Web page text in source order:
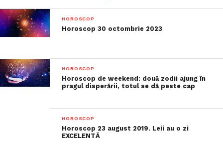
HOROSCOP
Horoscop 30 octombrie 2023
HOROSCOP
Horoscop de weekend: două zodii ajung în
pragul disperării, totul se dă peste cap
HOROSCOP
Horoscop 23 august 2019. Leii au o zi
EXCELENTĂ